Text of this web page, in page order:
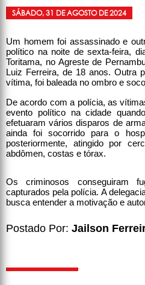
SÁBADO, 31 DE AGOSTO DE 2024
Um homem foi assassinado e
político na noite de sexta-feira,
Toritama, no Agreste de
Luiz Ferreira, de 18 anos. Outra
vítima, foi baleada no ombro e
De acordo com a polícia, as
evento político na cidade
efetuaram vários disparos de
ainda foi socorrido para o
posteriormente, atingido por
abdômen, costas e tórax.
Os criminosos conseguiram
capturados pela polícia. A
busca entender a motivação e
Postado Por: Jailson